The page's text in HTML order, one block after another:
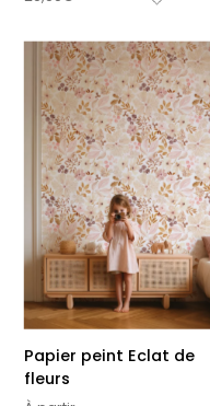
Papier peint Eclat de
fleurs